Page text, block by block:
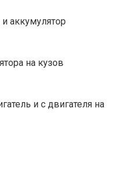
аккумулятор
на кузов
и с двигателя на